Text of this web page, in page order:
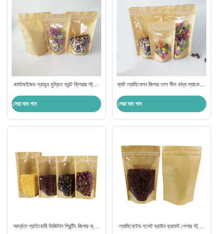
কাস্টমাইজড গ্রাভুর মুদ্রিত ফ্রন্ট ক্লিয়ার স্ট্যান্ড
সেরা দাম পান
ম্যাট ল্যামিনেশন জিপার তাপ সীল খাদ্য প্যাকেজিং
সেরা দাম পান
আর্দ্রতা প্রতিরোধী ডিজিটাল প্রিন্টিং জিপার ক্রাফ্ট
ল্যামিনেটেড গসেট ব্রাউন ক্রাফট পেপার স্ট্যান্ড